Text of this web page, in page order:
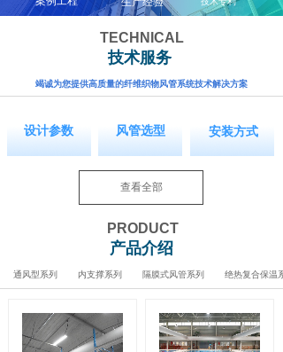
TECHNICAL
技术服务
竭诚为您提供高质量的纤维织物风管系统技术解决方案
按钮文本 按钮文本 按钮文本
设计参数 风管选型 安装方式
查看全部
PRODUCT
产品介绍
通风型系列 内支撑系列 隔膜式风管系列 绝热复合保温